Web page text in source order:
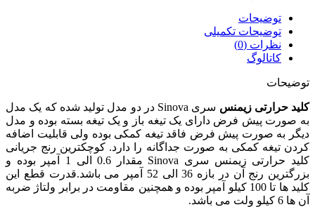
توضیحات
توضیحات تکمیلی
نظرات (0)
کاتالوگ
توضیحات
کلید حرارتی زیمنس
سری Sinova در دو مدل تولید شده که یک مدل
به صورت پیش فرض دارای یک تیغه باز و یک تیغه بسته بوده و مدل
دیگر به صورت پیش فرض فاقد تیغه کمکی بوده ولی قابلیت اضافه
کردن تیغه کمکی به صورت جداگانه را دارد. کوچکترین رنج جریانی
کلید حرارتی زیمنس سری Sinova مقدار 0.6 الی 1 آمپر بوده و
بزرگترین رنج آن در بازه 36 الی 52 آمپر می باشد.قدرت قطع این
کلید ها تا 100 کیلو آمپر بوده و همچنین مقاومت در برابر ولتاژ ضربه
آن ها 6 کیلو ولت می باشد.